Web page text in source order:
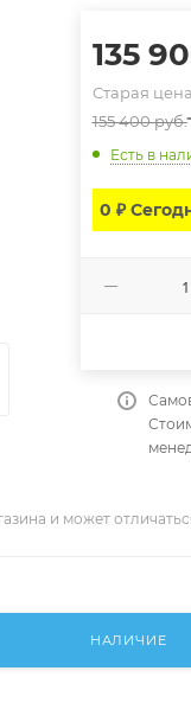
135
Старая цена
155 400руб.
Есть в
0 ₽
и может
НАЛИЧИЕ